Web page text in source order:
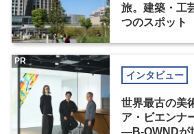
旅。建築・工
つのスポット
インタビュー
世界最古の美
ア・ビエンナ
―B-OWNDが
PR